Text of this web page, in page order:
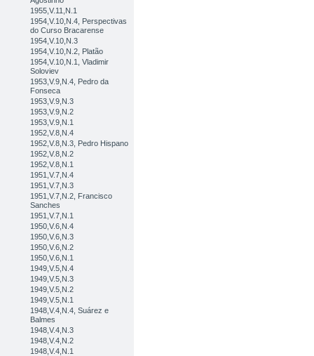
1955,V.11,N.1
1954,V.10,N.4, Perspectivas
do Curso Bracarense
1954,V.10,N.3
1954,V.10,N.2, Platão
1954,V.10,N.1, Vladimir
Soloviev
1953,V.9,N.4, Pedro da
Fonseca
1953,V.9,N.3
1953,V.9,N.2
1953,V.9,N.1
1952,V.8,N.4
1952,V.8,N.3, Pedro Hispano
1952,V.8,N.2
1952,V.8,N.1
1951,V.7,N.4
1951,V.7,N.3
1951,V.7,N.2, Francisco
Sanches
1951,V.7,N.1
1950,V.6,N.4
1950,V.6,N.3
1950,V.6,N.2
1950,V.6,N.1
1949,V.5,N.4
1949,V.5,N.3
1949,V.5,N.2
1949,V.5,N.1
1948,V.4,N.4, Suárez e
Balmes
1948,V.4,N.3
1948,V.4,N.2
1948,V.4,N.1